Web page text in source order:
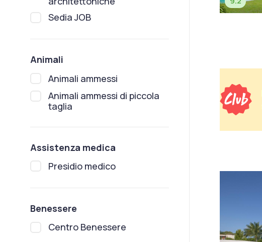
Sedia JOB
Animali
Animali ammessi
Animali ammessi di piccola
taglia
Assistenza medica
Presidio medico
Benessere
Centro Benessere